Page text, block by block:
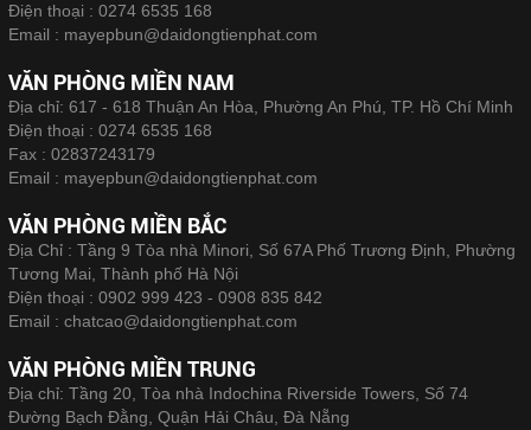
Điện thoại : 0274 6535 168
Email : mayepbun@daidongtienphat.com
VĂN PHÒNG MIỀN NAM
Địa chỉ: 617 - 618 Thuận An Hòa, Phường An Phú, TP. Hồ Chí Minh
Điện thoại : 0274 6535 168
Fax : 02837243179
Email : mayepbun@daidongtienphat.com
VĂN PHÒNG MIỀN BẮC
Địa Chỉ : Tầng 9 Tòa nhà Minori, Số 67A Phố Trương Định, Phường
Tương Mai, Thành phố Hà Nội
Điện thoại : 0902 999 423 - 0908 835 842
Email : chatcao@daidongtienphat.com
VĂN PHÒNG MIỀN TRUNG
Địa chỉ: Tầng 20, Tòa nhà Indochina Riverside Towers, Số 74
Đường Bạch Đằng, Quận Hải Châu, Đà Nẵng